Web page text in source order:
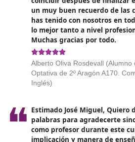
SSC_A_0020_01. Valoración
emergencia
SSC_A_0020_02. Aplicación de
SSC_A_0020_03. Aplicación
movilización en accidentes
SSC_A_0020_04. Apoyo
SSC_A_1657_01. Identificación
tráfico